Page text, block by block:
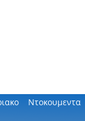
Ντοκουμεντα